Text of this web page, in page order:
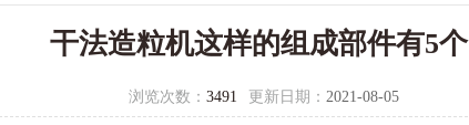
干法造粒机这样的组成部件有5个
浏览次数： 3491 更新日期： 2021-08-05